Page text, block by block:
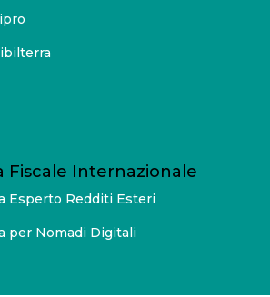
Fiscale Internazionale
Esperto Redditi Esteri
per Nomadi Digitali